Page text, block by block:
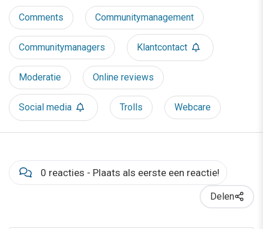
Comments Communitymanagement
Communitymanagers Klantcontact
Moderatie Online reviews
Social media Trolls Webcare
0 reacties - Plaats als eerste een reactie!
Delen